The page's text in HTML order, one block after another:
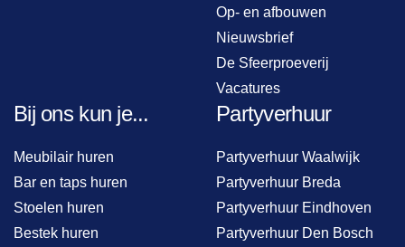
Op- en afbouwen
Nieuwsbrief
De Sfeerproeverij
Vacatures
Bij ons kun je...
Meubilair huren
Bar en taps huren
Stoelen huren
Bestek huren
Partyverhuur
Partyverhuur Waalwijk
Partyverhuur Breda
Partyverhuur Eindhoven
Partyverhuur Den Bosch